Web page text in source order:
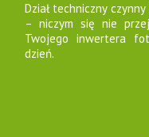
Dział techniczny
– niczym się nie
Twojego inwertera
dzień.